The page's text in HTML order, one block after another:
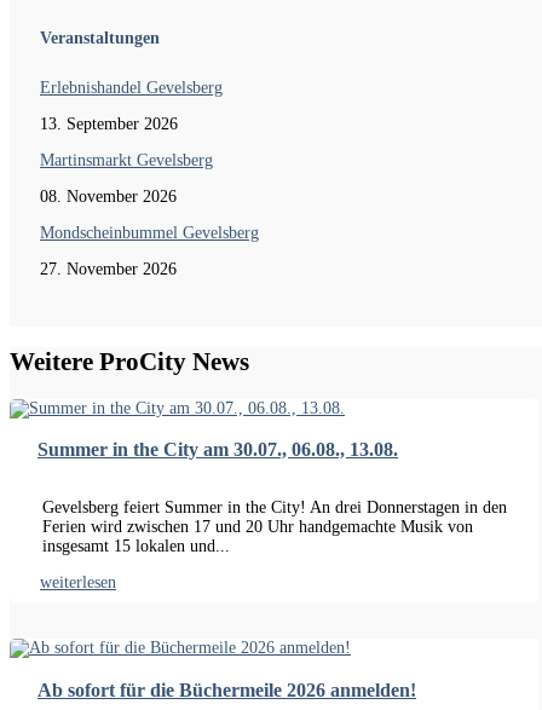
Veranstaltungen
Erlebnishandel Gevelsberg
13. September 2026
Martinsmarkt Gevelsberg
08. November 2026
Mondscheinbummel Gevelsberg
27. November 2026
Weitere ProCity News
Summer in the City am 30.07., 06.08., 13.08.
Gevelsberg feiert Summer in the City! An drei Donnerstagen in den
Ferien wird zwischen 17 und 20 Uhr handgemachte Musik von
insgesamt 15 lokalen und...
weiterlesen
Ab sofort für die Büchermeile 2026 anmelden!